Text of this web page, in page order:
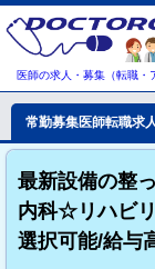
医師の求人・募集（転職・
常勤募集医師転職求
最新設備の整
内科☆リハビ
選択可能/給与